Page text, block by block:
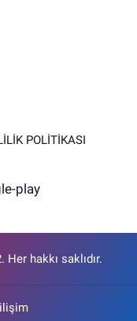
POLİTİKASI
hakkı saklıdır.